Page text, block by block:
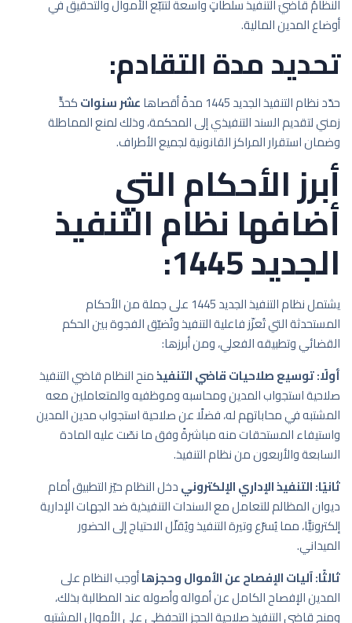
النظامُ قاضيَ التنفيذ سلطاتٍ واسعة لتتبّع الأموال والتحقيق في
أوضاع المدين المالية.
تحديد مدة التقادم:
حدّد نظام التنفيذ الجديد 1445 مدةً أقصاها عشر سنواتكحدٍّ
زمني لتقديم السند التنفيذي إلى المحكمة، وذلك لمنع المماطلة
وضمان استقرار المراكز القانونية لجميع الأطراف.
أبرز الأحكام التي
أضافها نظام التنفيذ
الجديد 1445:
يشتمل نظام التنفيذ الجديد 1445 على جملة من الأحكام
المستحدثة التي تُعزّز فاعلية التنفيذ وتُضيّق الفجوة بين الحكم
القضائي وتطبيقه الفعلي، ومن أبرزها:
أولًا: توسيع صلاحيات قاضي التنفيذمنح النظام قاضي التنفيذ
صلاحية استجواب المدين ومحاسبه وموظفيه والمتعاملين معه
المشتبه في محاباتهم له، فضلًا عن صلاحية استجواب مدين المدين
واستيفاء المستحقات منه مباشرةً وفق ما نصّت عليه المادة
السابعة والأربعون من نظام التنفيذ.
ثانيًا: التنفيذ الإداري الإلكترونيدخل النظام حيّز التطبيق أمام
ديوان المظالم للتعامل مع السندات التنفيذية ضد الجهات الإدارية
إلكترونيًّا، مما يُسرّع وتيرة التنفيذ ويُقلّل الاحتياج إلى الحضور
الميداني.
ثالثًا: آليات الإفصاح عن الأموال وحجزهاأوجب النظام على
المدين الإفصاح الكامل عن أمواله وأصوله عند المطالبة بذلك،
ومنح قاضي التنفيذ صلاحية الحجز التحفظي على الأموال المشتبه